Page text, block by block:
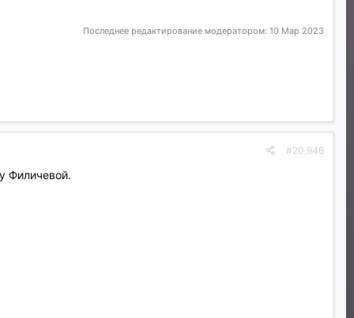
Последнее редактирование модератором: 10 Мар 2023
#20,946
Филичевой.